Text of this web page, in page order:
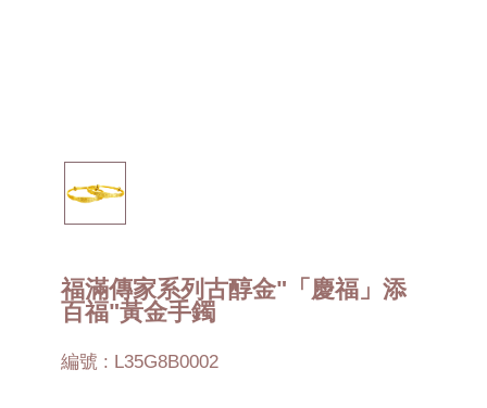
福滿傳家系列古醇金"「慶福」添
百福"黃金手鐲
編號 : L35G8B0002